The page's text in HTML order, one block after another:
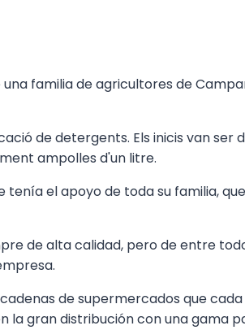
una familia de agricultores de
de detergents. Els inicis van
ampolles d'un litre.
el apoyo de toda su familia,
de alta calidad, pero de entre
de supermercados que
la gran distribución con una gama